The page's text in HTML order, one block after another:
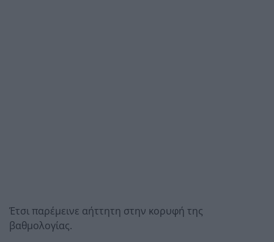
Έτσι παρέμεινε αήττητη στην κορυφή της
βαθμολογίας.